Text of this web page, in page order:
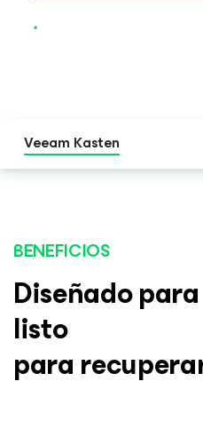
Veeam Kasten
BENEFICIOS
Diseñado
listo
para